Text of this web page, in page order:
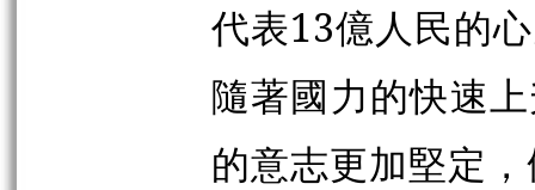
代表13億人民的
隨著國力的快速
的意志更加堅定